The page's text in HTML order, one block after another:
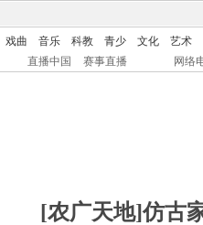
戏曲 音乐 科教 青少 文化
艺术
直播中国 赛事直播 网络
[农广天地]仿古